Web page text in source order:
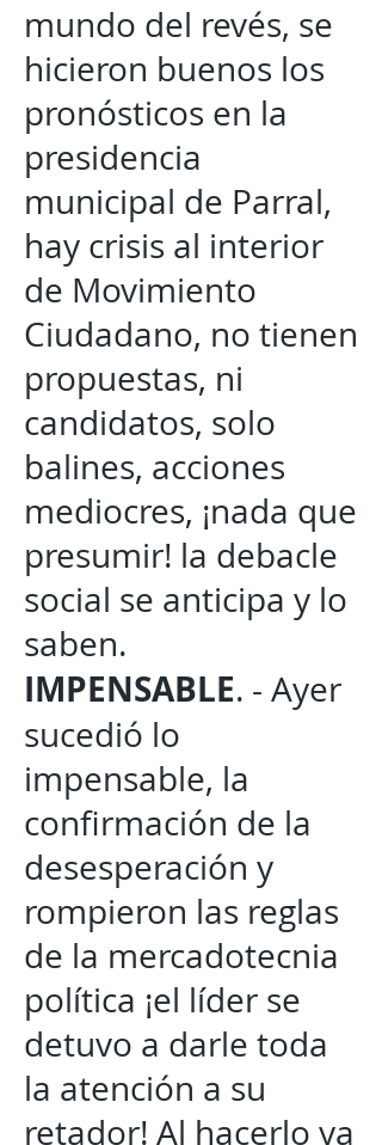
mundo del revés, se
hicieron buenos los
pronósticos en la
presidencia
municipal de Parral,
hay crisis al interior
de Movimiento
Ciudadano, no tienen
propuestas, ni
candidatos, solo
balines, acciones
mediocres, ¡nada que
presumir! la debacle
social se anticipa y lo
saben.
IMPENSABLE. - Ayer
sucedió lo
impensable, la
confirmación de la
desesperación y
rompieron las reglas
de la mercadotecnia
política ¡el líder se
detuvo a darle toda
la atención a su
retador! Al hacerlo ya